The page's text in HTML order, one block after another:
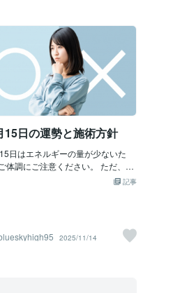
書に記されている登場人物たちの
には『戒める』がないのだろう 国際
報道ジャーナリスト連合が報じた
ンドラ文書』である 国王・元首相・
領などがその名前を連ねている その
は税率の極端に低い租税回避地を使
取引が記されている 悪いことをする
一線を越えるという表現がある
れらは一線を画すという表現も当
るほど一般の世界とはかけ離れた
ある 税金を払う国を選んでいたグ
ル企業への最低税率が定められた
世界の垣根を取っ払ってしまって
いいのに・・・。 格差をなくして
ような人々であってほしいもので
令和３年１０月１９日 中日新聞
15日の運勢と施術方針
日はエネルギーの量が少ないた
体調にご注意ください。 ただ、エ
ーの少なさを素直に認め、無理を
、目標達成や問題解決も行うこと
勢も良いですから、ぜひ頑張って
い。 私も気で不足しがちなエネル
記事
2025/11/14